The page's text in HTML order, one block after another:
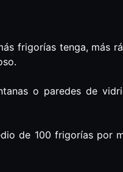
frigorías tenga, más
o paredes de
de 100 frigorías por